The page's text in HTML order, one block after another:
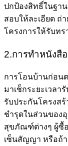
ปกป้องสิทธิ์ในฐา
สอบให้ละเอียด ถ่
โครงการให้รับท
2.การทำหนังสื
การโอนบ้านก่อน
มาเช็กระยะเวล
รับประกันโครงส
ชำรุดในส่วนของ
สุขภัณฑ์ต่างๆ ผู้ซื้อ
เซ็นสัญญา หรือถ้